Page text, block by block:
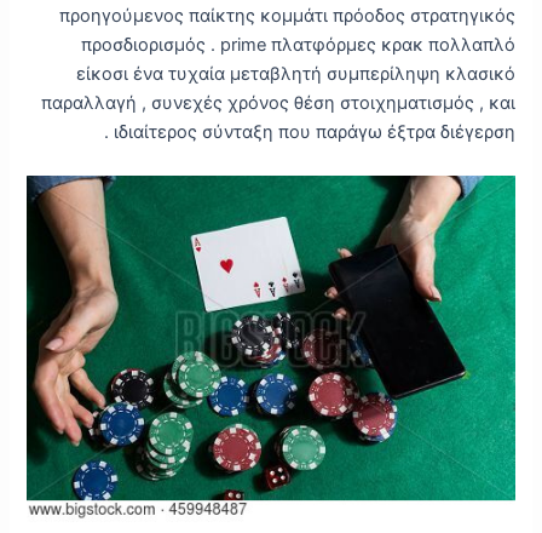
προηγούμενος παίκτης κομμάτι πρόοδος στρατηγικός
προσδιορισμός . prime πλατφόρμες κρακ πολλαπλό
είκοσι ένα τυχαία μεταβλητή συμπερίληψη κλασικό
παραλλαγή , συνεχές χρόνος θέση στοιχηματισμός , και
ιδιαίτερος σύνταξη που παράγω έξτρα διέγερση .